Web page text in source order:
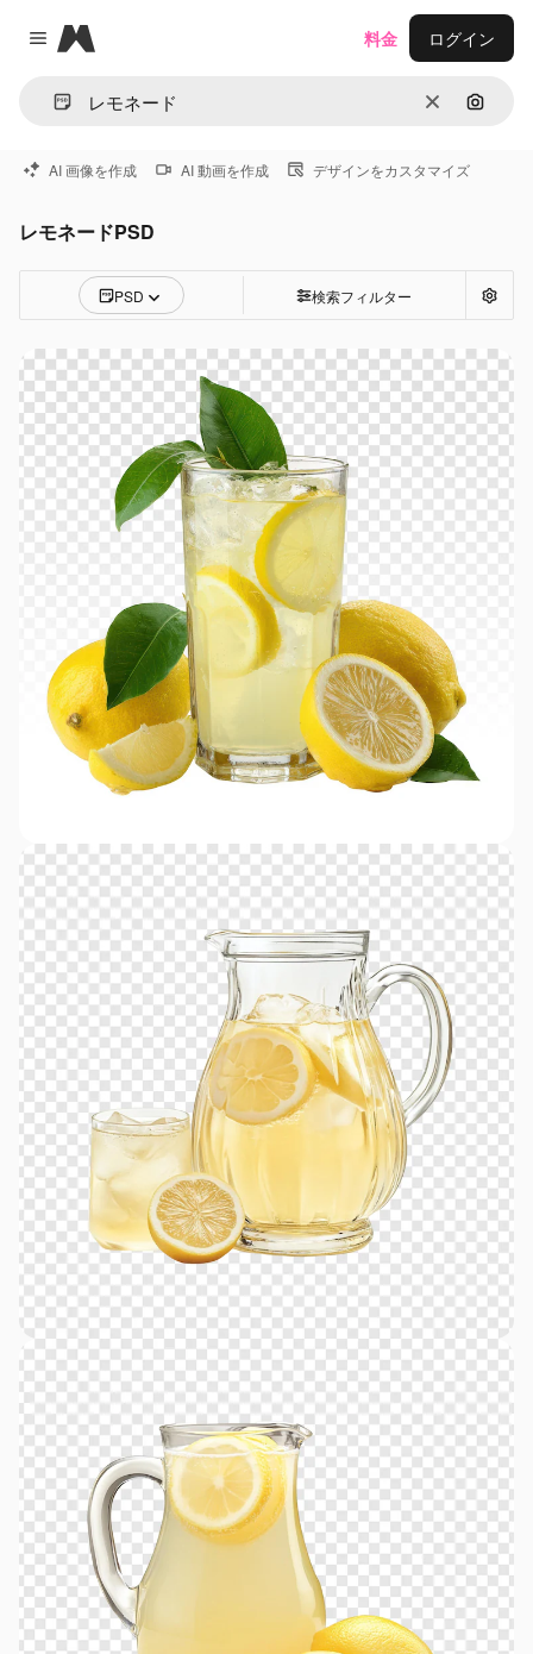
Close menu
Magnific
消去 画像で
料金 ログイン
AI 画像を作成 AI 動画を作成 デザインをカスタマイズ
レモネードPSD
PSD 検索フィルター